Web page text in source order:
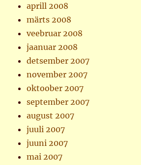
aprill 2008
märts 2008
veebruar 2008
jaanuar 2008
detsember 2007
november 2007
oktoober 2007
september 2007
august 2007
juuli 2007
juuni 2007
mai 2007